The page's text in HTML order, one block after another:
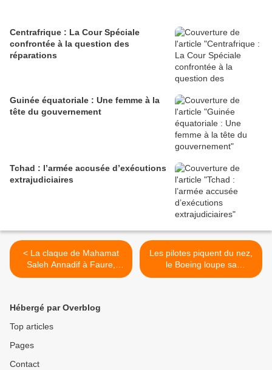
Centrafrique : La Cour Spéciale
confrontée à la question des
réparations
Guinée équatoriale : Une femme à la
tête du gouvernement
Tchad : l’armée accusée d’exécutions
extrajudiciaires
< La claque de Mahamat
Saleh Annadif à Faure,
Ouattara et compagnie…
Les pilotes piquent du nez,
le Boeing loupe sa
destination >
Hébergé par Overblog
Top articles
Pages
Contact